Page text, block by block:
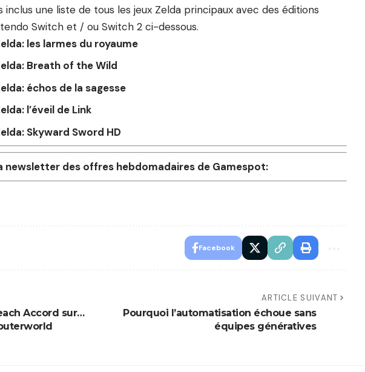
inclus une liste de tous les jeux Zelda principaux avec des éditions
Switch et / ou Switch 2 ci-dessous.
les larmes du royaume
Breath of the Wild
échos de la sagesse
l’éveil de Link
Skyward Sword HD
newsletter des offres hebdomadaires de Gamespot:
Facebook
Accord sur…
ARTICLE SUIVANT
Pourquoi l’automatisation échoue sans
équipes génératives